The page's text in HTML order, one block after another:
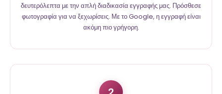
δευτερόλεπτα με την απλή διαδικασία εγγραφής μας. Πρόσθεσε
φωτογραφία για να ξεχωρίσεις. Με το Google, η εγγραφή είναι
ακόμη πιο γρήγορη.